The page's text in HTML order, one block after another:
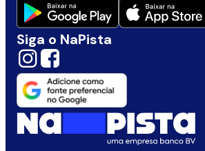
Siga o NaPista